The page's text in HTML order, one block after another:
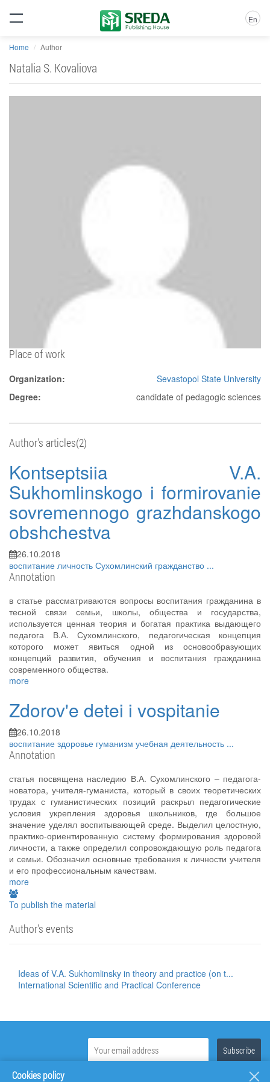
En
Home Author
Natalia S. Kovaliova
Place of work
Organization:
Sevastopol State University
Degree:
candidate of pedagogic sciences
Author's articles(2)
Kontseptsiia V.A.
Sukhomlinskogo i formirovanie
sovremennogo grazhdanskogo
obshchestva
26.10.2018
воспитание личность Сухомлинский гражданство ...
Annotation
в статье рассматриваются вопросы воспитания гражданина в
тесной связи семьи, школы, общества и государства,
используется ценная теория и богатая практика выдающего
педагога В.А. Сухомлинского, педагогическая концепция
которого может явиться одной из основообразующих
концепций развития, обучения и воспитания гражданина
современного общества.
more
Zdorov'e detei i vospitanie
26.10.2018
воспитание здоровье гуманизм учебная деятельность ...
Annotation
статья посвящена наследию В.А. Сухомлинского – педагога-
новатора, учителя-гуманиста, который в своих теоретических
трудах с гуманистических позиций раскрыл педагогические
условия укрепления здоровья школьников, где большое
значение уделял воспитывающей среде. Выделил целостную,
практико-ориентированную систему формирования здоровой
личности, а также определил сопровождающую роль педагога
и семьи. Обозначил основные требования к личности учителя
и его профессиональным качествам.
more
To publish the material
Author's events
Ideas of V.A. Sukhomlinsky in theory and practice (on t...
International Scientific and Practical Conference
Cookies policy